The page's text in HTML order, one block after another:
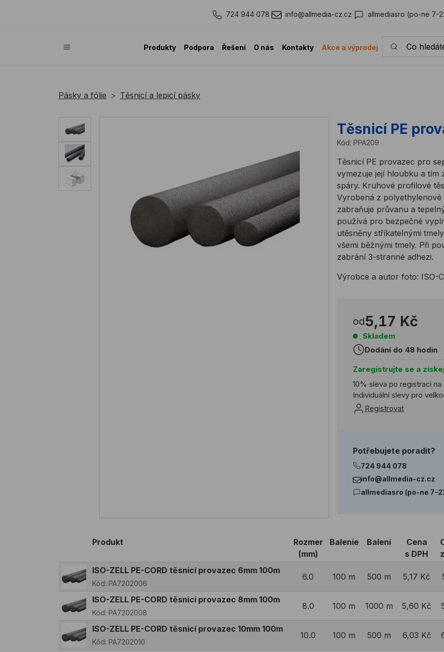
724 944 078 info@allmedia-cz.cz allmediasro (po-ne 7-
Produkty Podpora Řešení O nás Kontakty Akce a výprodej
Co hledáte?
Pásky a fólie Těsnicí a lepicí pásky
Těsnicí PE
Kód: PPA209
Těsnicí PE provazec pro
vymezuje její hloubku a tím
spáry. Kruhové profilové
Vyrobená z
zabraňuje průvanu a
používá pro bezpečné
utěsněny stříkatelnými
všemi běžnými tmely. Při
zabrání 3-stranné adhezi.
Výrobce a autor foto: ISO-
od5,17 Kč
Skladem
Dodání do 48 hodin
Zaregistrujte se a
10% sleva po registraci
Individuální slevy pro
Registrovat
Potřebujete poradit?
724 944 078
info@allmedia-cz.cz
allmediasro (po-ne 7-
Produkt
Rozmer
(mm)
Balenie Balení
Cena
s DPH
ISO-ZELL PE-CORD těsnicí provazec 6mm 100m
Kód: PA7202006
6.0 100 m 500 m 5,17 Kč
ISO-ZELL PE-CORD těsnicí provazec 8mm 100m
Kód: PA7202008
8.0 100 m 1000 m 5,60 Kč
ISO-ZELL PE-CORD těsnicí provazec 10mm 100m
Kód: PA7202010
10.0 100 m 500 m 6,03 Kč